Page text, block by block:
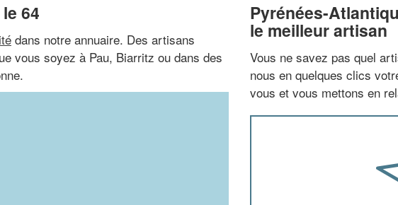
64
dans notre annuaire. Des artisans
vous soyez à Pau, Biarritz ou dans des
Pyrénées-
le meilleur artisan
Vous ne savez pas quel
nous en quelques clics
vous et vous mettons en